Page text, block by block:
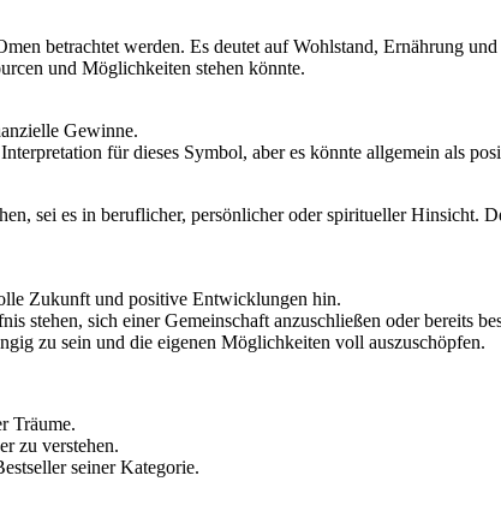
betrachtet werden. Es deutet auf Wohlstand, Ernährung
und Möglichkeiten stehen könnte.
Gewinne.
für dieses Symbol, aber es könnte allgemein als
sei es in beruflicher, persönlicher oder spiritueller Hinsicht.
Zukunft und positive Entwicklungen hin.
stehen, sich einer Gemeinschaft anzuschließen oder bereits
zu sein und die eigenen Möglichkeiten voll auszuschöpfen.
Träume.
zu verstehen.
seiner Kategorie.